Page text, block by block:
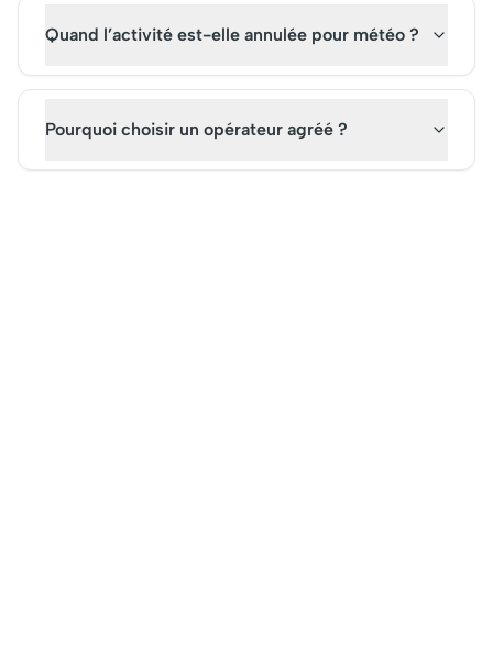
Quand l’activité est-elle annulée pour météo ?
Pourquoi choisir un opérateur agréé ?